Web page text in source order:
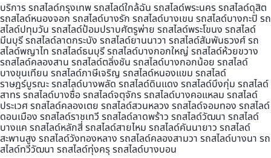
บริการ รถสไลด์กรุงเทพ รถสไลด์ใกล้ฉัน รถสไลด์พระนคร รถสไลด์ดุสิต
รถสไลด์หนองจอก รถสไลด์บางรัก รถสไลด์บางเขน รถสไลด์บางกะปิ รถ
สไลด์ปทุมวัน รถสไลด์ป้อมปราบศัตรูพ่าย รถสไลด์พระโขนง รถสไลด์
มีนบุรี รถสไลด์ลาดกระบัง รถสไลด์ยานนาวา รถสไลด์สัมพันธวงศ์ รถ
สไลด์พญาไท รถสไลด์ธนบุรี รถสไลด์บางกอกใหญ่ รถสไลด์ห้วยขวาง
รถสไลด์คลองสาน รถสไลด์ตลิ่งชัน รถสไลด์บางกอกน้อย รถสไลด์
บางขุนเทียน รถสไลด์ภาษีเจริญ รถสไลด์หนองแขม รถสไลด์
ราษฎร์บูรณะ รถสไลด์บางพลัด รถสไลด์ดินแดง รถสไลด์บึงกุ่ม รถสไลด์
สาทร รถสไลด์บางซื่อ รถสไลด์จตุจักร รถสไลด์บางคอแหลม รถสไลด์
ประเวศ รถสไลด์คลองเตย รถสไลด์สวนหลวง รถสไลด์จอมทอง รถสไลด์
ดอนเมือง รถสไลด์ราชเทวี รถสไลด์ลาดพร้าว รถสไลด์วัฒนา รถสไลด์
บางแค รถสไลด์หลักสี่ รถสไลด์สายไหม รถสไลด์คันนายาว รถสไลด์
สะพานสูง รถสไลด์วังทองหลาง รถสไลด์คลองสามวา รถสไลด์บางนา รถ
สไลด์ทวีวัฒนา รถสไลด์ทุ่งครุ รถสไลด์บางบอน